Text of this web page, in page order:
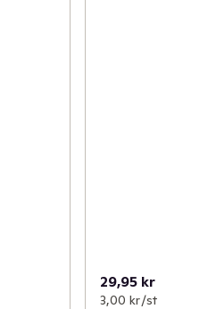
29,95 kr
3,00 kr /st